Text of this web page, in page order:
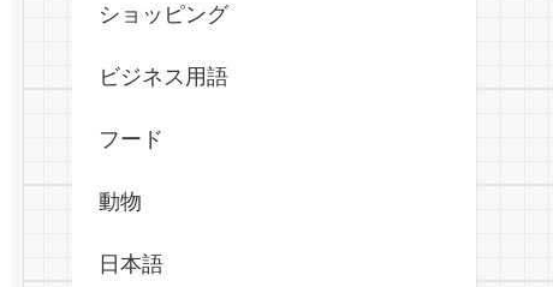
ショッピング
ビジネス用語
フード
動物
日本語